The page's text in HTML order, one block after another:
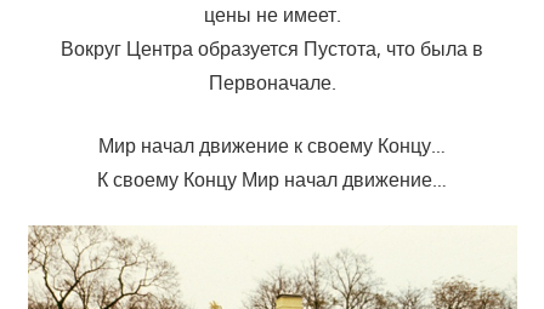
цены не имеет.
Вокруг Центра образуется Пустота, что была в
Первоначале.
Мир начал движение к своему Концу…
К своему Концу Мир начал движение…